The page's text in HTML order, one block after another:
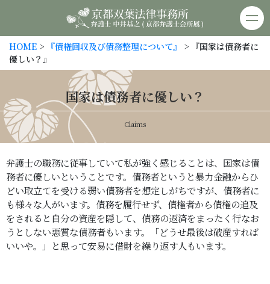
京都双葉法律事務所
HOME > 『債権回収及び債務整理について』
> 『国家は債務者に
優しい？』
国家は債務者に優しい？
Claims
弁護士の職務に従事していて私が強く感じることは、国家は債
務者に優しいということです。債務者というと暴力金融からひ
どい取立てを受ける弱い債務者を想定しがちですが、債務者に
も様々な人がいます。債務を履行せず、債権者から債権の追及
をされると自分の資産を隠して、債務の返済をまったく行なお
うとしない悪質な債務者もいます。「どうせ最後は破産すれば
いいや。」と思って安易に借財を繰り返す人もいます。